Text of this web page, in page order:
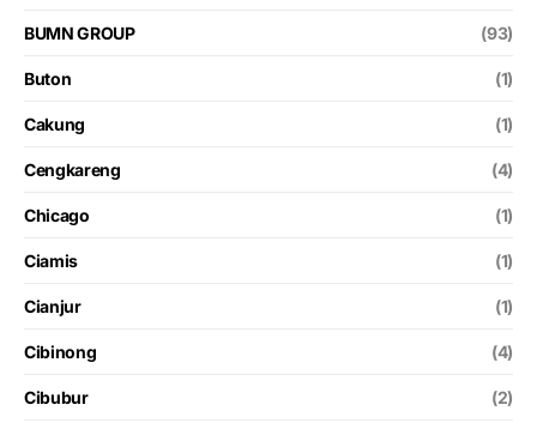
BUMN GROUP (93)
Buton (1)
Cakung (1)
Cengkareng (4)
Chicago (1)
Ciamis (1)
Cianjur (1)
Cibinong (4)
Cibubur (2)